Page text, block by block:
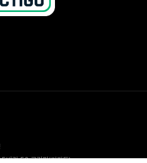
번길 52 크린팜(가좌동)